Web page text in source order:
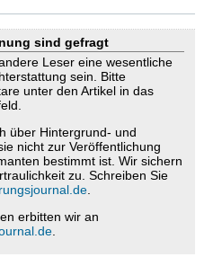
sind gefragt
Leser eine wesentliche
sein. Bitte
unter den Artikel in das
über Hintergrund- und
nicht zur Veröffentlichung
bestimmt ist. Wir sichern
zu. Schreiben Sie
erbitten wir an